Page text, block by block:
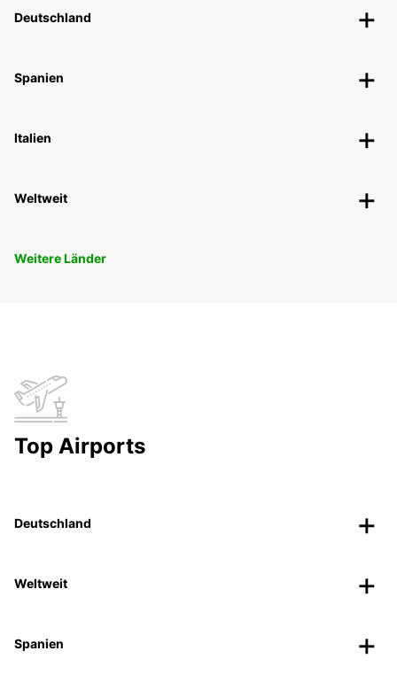
Deutschland
Spanien
Italien
Weltweit
Weitere Länder
Top Airports
Deutschland
Weltweit
Spanien